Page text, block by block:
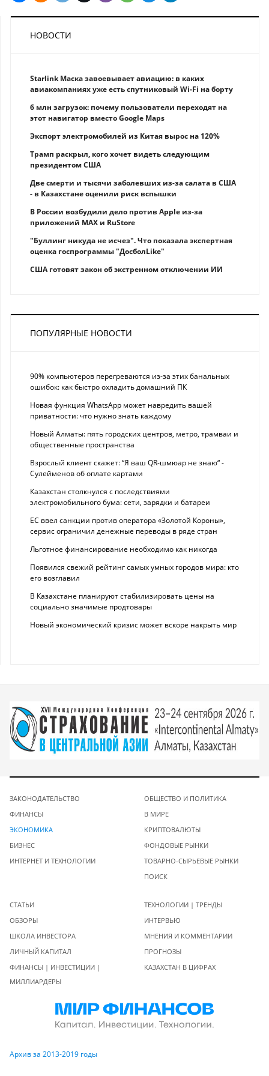
НОВОСТИ
Starlink Маска завоевывает авиацию: в каких
авиакомпаниях уже есть спутниковый Wi-Fi на борту
6 млн загрузок: почему пользователи переходят на
этот навигатор вместо Google Maps
Экспорт электромобилей из Китая вырос на 120%
Трамп раскрыл, кого хочет видеть следующим
президентом США
Две смерти и тысячи заболевших из-за салата в США
- в Казахстане оценили риск вспышки
В России возбудили дело против Apple из-за
приложений MAX и RuStore
"Буллинг никуда не исчез". Что показала экспертная
оценка госпрограммы "ДосболLike"
США готовят закон об экстренном отключении ИИ
ПОПУЛЯРНЫЕ НОВОСТИ
90% компьютеров перегреваются из-за этих банальных
ошибок: как быстро охладить домашний ПК
Новая функция WhatsApp может навредить вашей
приватности: что нужно знать каждому
Новый Алматы: пять городских центров, метро, трамваи и
общественные пространства
Взрослый клиент скажет: “Я ваш QR-шмюар не знаю“ -
Сулейменов об оплате картами
Казахстан столкнулся с последствиями
электромобильного бума: сети, зарядки и батареи
ЕС ввел санкции против оператора «Золотой Короны»,
сервис ограничил денежные переводы в ряде стран
Льготное финансирование необходимо как никогда
Появился свежий рейтинг самых умных городов мира: кто
его возглавил
В Казахстане планируют стабилизировать цены на
социально значимые продтовары
Новый экономический кризис может вскоре накрыть мир
ЗАКОНОДАТЕЛЬСТВО
ФИНАНСЫ
ЭКОНОМИКА
БИЗНЕС
ИНТЕРНЕТ И ТЕХНОЛОГИИ
ОБЩЕСТВО И ПОЛИТИКА
В МИРЕ
КРИПТОВАЛЮТЫ
ФОНДОВЫЕ РЫНКИ
ТОВАРНО-СЫРЬЕВЫЕ РЫНКИ
ПОИСК
СТАТЬИ
ОБЗОРЫ
ШКОЛА ИНВЕСТОРА
ЛИЧНЫЙ КАПИТАЛ
ФИНАНСЫ | ИНВЕСТИЦИИ |
МИЛЛИАРДЕРЫ
ТЕХНОЛОГИИ | ТРЕНДЫ
ИНТЕРВЬЮ
МНЕНИЯ И КОММЕНТАРИИ
ПРОГНОЗЫ
КАЗАХСТАН В ЦИФРАХ
Архив за 2013-2019 годы